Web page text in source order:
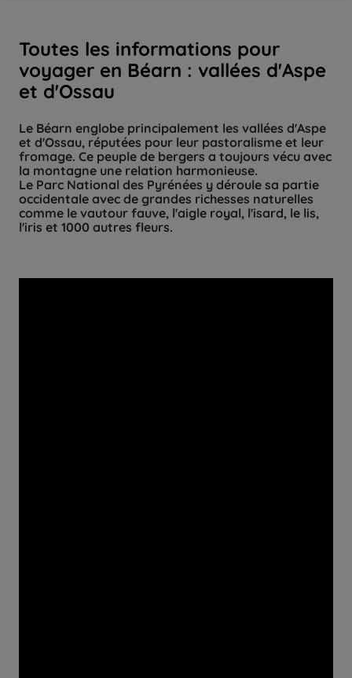
Toutes les informations pour
voyager en Béarn : vallées d'Aspe
et d'Ossau
Le Béarn englobe principalement les vallées d'Aspe
et d'Ossau, réputées pour leur pastoralisme et leur
fromage. Ce peuple de bergers a toujours vécu avec
la montagne une relation harmonieuse.
Le Parc National des Pyrénées y déroule sa partie
occidentale avec de grandes richesses naturelles
comme le vautour fauve, l'aigle royal, l'isard, le lis,
l'iris et 1000 autres fleurs.